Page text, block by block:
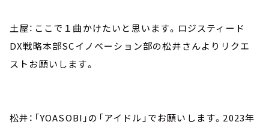
土屋：ここで１曲かけたいと思います。ロジスティード
DX戦略本部SCイノベーション部の松井さんよりリクエ
ストお願いします。
松井：「YOASOBI」の「アイドル」でお願いします。2023年